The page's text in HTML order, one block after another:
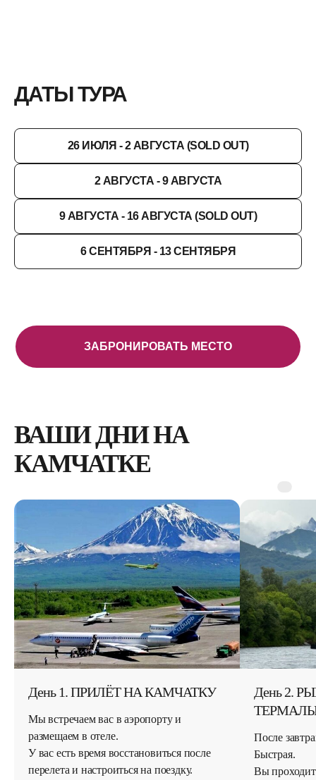
ДАТЫ ТУРА
26 ИЮЛЯ - 2 АВГУСТА (SOLD OUT)
2 АВГУСТА - 9 АВГУСТА
9 АВГУСТА - 16 АВГУСТА (SOLD OUT)
6 СЕНТЯБРЯ - 13 СЕНТЯБРЯ
ЗАБРОНИРОВАТЬ МЕСТО
ВАШИ ДНИ НА
КАМЧАТКЕ
День 2. РЫБАЛКА. МЕДВЕДИ.
После завтрака выезжаем на реку
Быстрая.
Вы проходите короткий инструктаж и
и
Вас